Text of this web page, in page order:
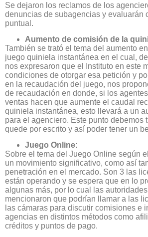
Se dejaron los reclamos de los
denuncias de subagencias y evaluarán
puntual.
Aumento de comisión de la
También se trató el tema del aumento
juego quiniela instantánea en el cual,
nos expresaron que el Instituto en este
condiciones de otorgar esa petición y
en la recaudación del juego, nos
de recaudación en donde, si los
ventas hacen que aumente el caudal
quiniela instantánea, esto llevará a un
para el agenciero. Este punto debemos
quede por escrito y así poder tener un
Juego Online:
Sobre el tema del Juego Online según
un movimiento significativo, como así
penetración en el mercado. Son 3 las
están operando y se espera que en lo
algunas más, por lo cual las
mencionaron que podrían llamar a las
las cámaras para discutir comisiones e
agencias en distintos métodos como
créditos y puntos de pago.